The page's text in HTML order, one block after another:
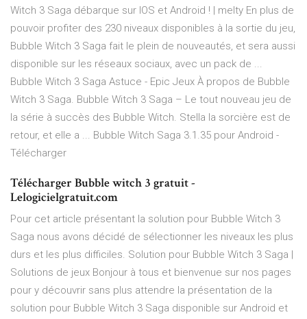
Witch 3 Saga débarque sur IOS et Android ! | melty En plus de
pouvoir profiter des 230 niveaux disponibles à la sortie du jeu,
Bubble Witch 3 Saga fait le plein de nouveautés, et sera aussi
disponible sur les réseaux sociaux, avec un pack de ...
Bubble Witch 3 Saga Astuce - Epic Jeux À propos de Bubble
Witch 3 Saga. Bubble Witch 3 Saga – Le tout nouveau jeu de
la série à succès des Bubble Witch. Stella la sorcière est de
retour, et elle a ... Bubble Witch Saga 3.1.35 pour Android -
Télécharger
Télécharger Bubble witch 3 gratuit -
Lelogicielgratuit.com
Pour cet article présentant la solution pour Bubble Witch 3
Saga nous avons décidé de sélectionner les niveaux les plus
durs et les plus difficiles. Solution pour Bubble Witch 3 Saga |
Solutions de jeux Bonjour à tous et bienvenue sur nos pages
pour y découvrir sans plus attendre la présentation de la
solution pour Bubble Witch 3 Saga disponible sur Android et